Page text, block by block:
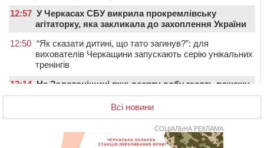
12:57 У Черкасах СБУ викрила прокремлівську
агітаторку, яка закликала до захоплення України
12:50 “Як сказати дитині, що тато загинув?”: для
вихователів Черкащини запускають серію унікальних
тренінгів
12:14 На Золотоніщині вже десяту добу гасять пожежу
торфу
Захисника зі Звенигородщини, який обороняв
Всі новини
СОЦІАЛЬНА РЕКЛАМА